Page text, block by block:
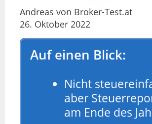
Andreas von Broker-Test.at
26. Oktober 2022
Auf einen Blick:
Nicht
aber
am Ende des